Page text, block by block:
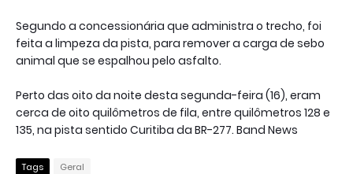
Segundo a concessionária que administra o trecho, foi
feita a limpeza da pista, para remover a carga de sebo
animal que se espalhou pelo asfalto.
Perto das oito da noite desta segunda-feira (16), eram
cerca de oito quilômetros de fila, entre quilômetros 128 e
135, na pista sentido Curitiba da BR-277. Band News
Tags Geral